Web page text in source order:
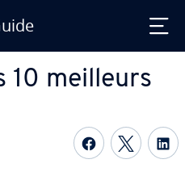
10 meilleurs
Partager